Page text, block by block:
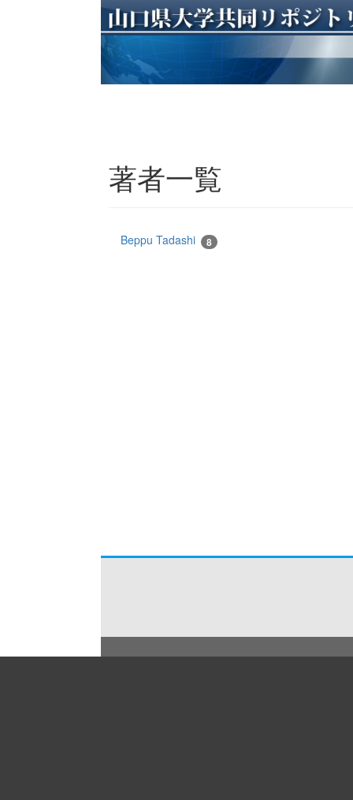
著者一覧
Beppu Tadashi 8